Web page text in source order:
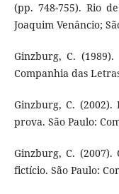
(pp. 748-755). Rio
Joaquim Venâncio;
Ginzburg, C.
Companhia das
Ginzburg, C.
prova. São Paulo:
Ginzburg, C.
fictício. São Paulo: